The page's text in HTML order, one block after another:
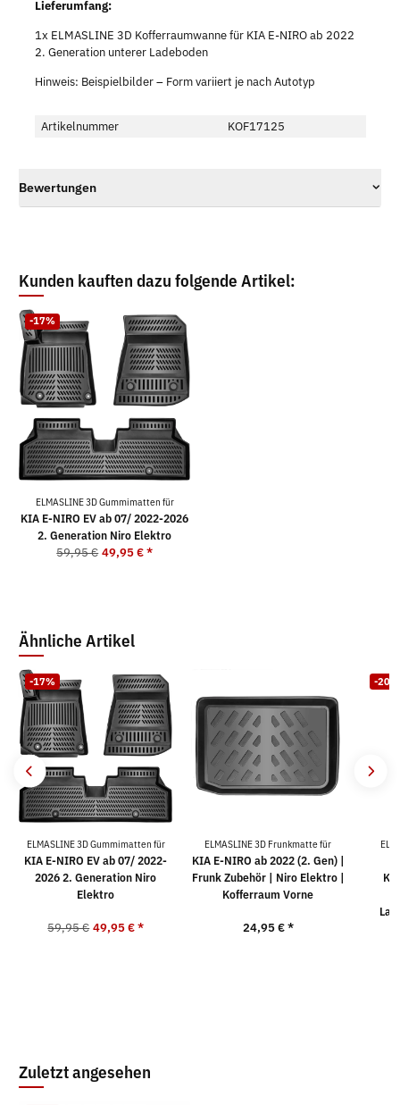
Lieferumfang:
1x ELMASLINE 3D Kofferraumwanne für KIA E-NIRO ab 2022
2. Generation unterer Ladeboden
Hinweis: Beispielbilder – Form variiert je nach Autotyp
Artikelnummer KOF17125
Bewertungen
Kunden kauften dazu folgende Artikel:
-17%
ELMASLINE 3D Gummimatten für
KIA E-NIRO EV ab 07/ 2022-2026
2. Generation Niro Elektro
59,95 € 49,95 €*
Ähnliche Artikel
-17%
ELMASLINE 3D Gummimatten für
KIA E-NIRO EV ab 07/ 2022-
2026 2. Generation Niro
Elektro
59,95 € 49,95 €*
ELMASLINE 3D Frunkmatte für
KIA E-NIRO ab 2022 (2. Gen) |
Frunk Zubehör | Niro Elektro |
Kofferraum Vorne
24,95 €*
-20%
Zuletzt angesehen